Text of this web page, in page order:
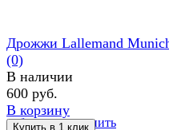
избранное сравнить
Дрожжи Lallemand
(0)
В наличии
600 руб.
В корзину